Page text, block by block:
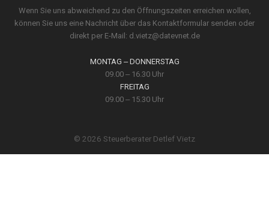
Wenn Sie uns abweichend zu den Öffnungs­zeiten erreichen wollen,
können Sie uns eine Nach­richt über das Kontakt­formular senden oder
direkt per E-Mail: d.vietz@datevnet.de
MONTAG ‒ DONNERSTAG
09.00 ‒ 16.30 Uhr
FREITAG
09.00 ‒ 15.30 Uhr
© 2026 Steuerberater Detlef Vietz